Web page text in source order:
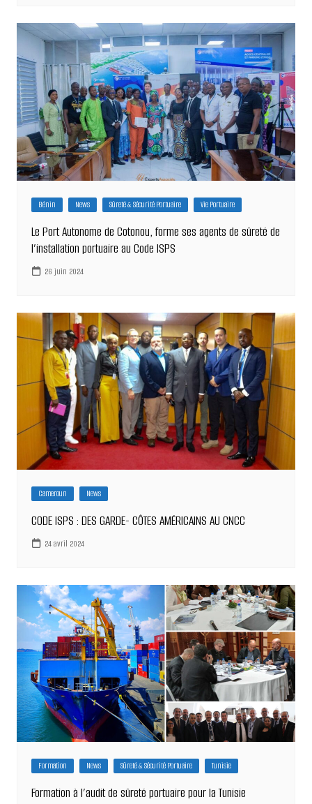
Bénin News Sûreté & Sécurité Portuaire Vie Portuaire
Le Port Autonome de Cotonou, forme ses agents de sûreté de
l’installation portuaire au Code ISPS
26 juin 2024
Cameroun News
CODE ISPS : DES GARDE- CÔTES AMÉRICAINS AU CNCC
24 avril 2024
Formation News Sûreté & Sécurité Portuaire Tunisie
Formation à l’audit de sûreté portuaire pour la Tunisie